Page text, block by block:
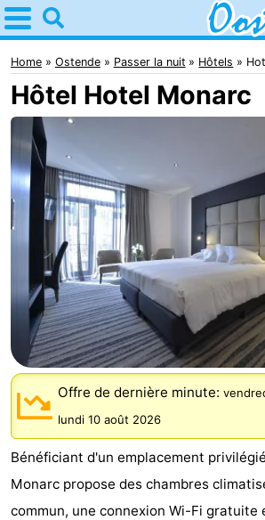
Home
Ostende
Astuces
Avec
les
enfants
Passer
laAppartements
Campings
Chambre
d'hôtes
Chaumières
-
Breeduyn
Village
-
Hippodroom
Hôtels
Home Ostende Passer la nuit Hôtels
Hôtel Hotel Monarc
Offre de dernière minute:
lundi 10 août 2026
Bénéficiant d'un emplacement
Monarc propose des chambres
commun, une connexion Wi-Fi gratuite